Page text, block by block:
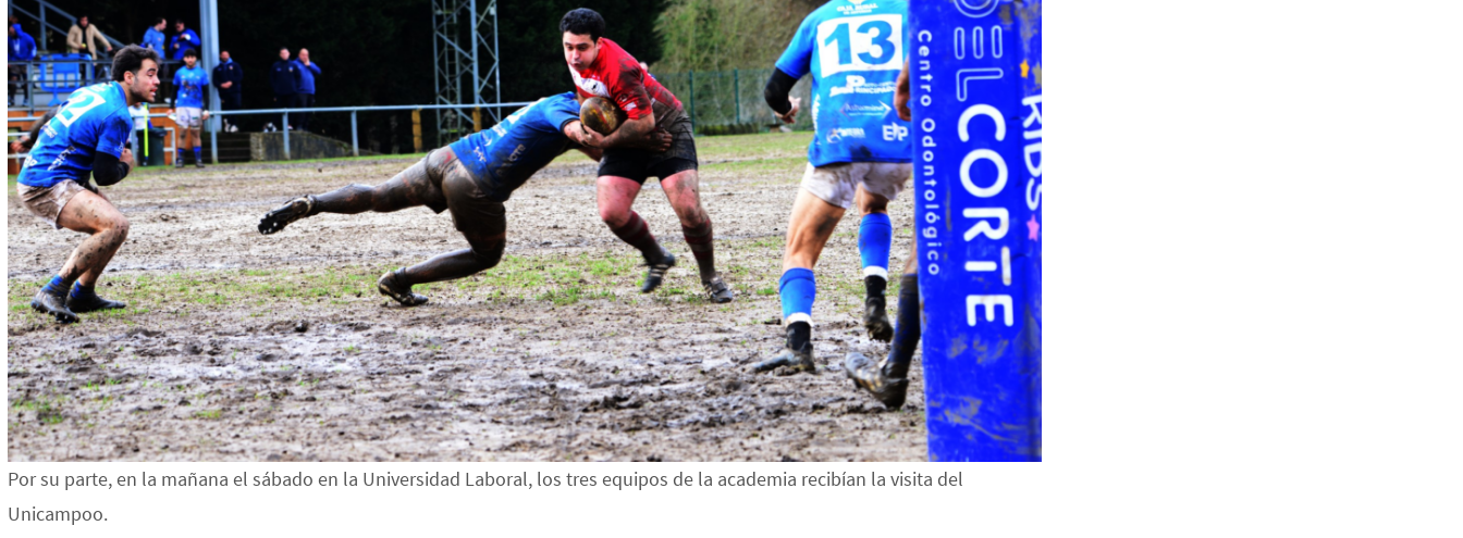
Por su parte, en la mañana el sábado en la Universidad Laboral, los tres equipos de la academia recibían la visita del
Unicampoo.